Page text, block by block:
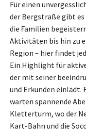
Für einen
der Bergstraße gibt
die Familien
Aktivitäten bis hin zu
Region – hier findet
Ein Highlight für
der mit seiner
und Erkunden einlädt.
warten spannende
Kletterturm, wo der
Kart-Bahn und die